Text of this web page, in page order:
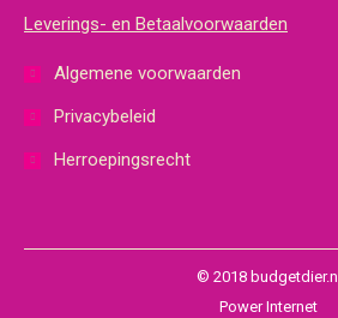
Leverings- en Betaalvoorwaarden
Algemene voorwaarden
Privacybeleid
Herroepingsrecht
© 2018 budgetdier.nl
Power Internet